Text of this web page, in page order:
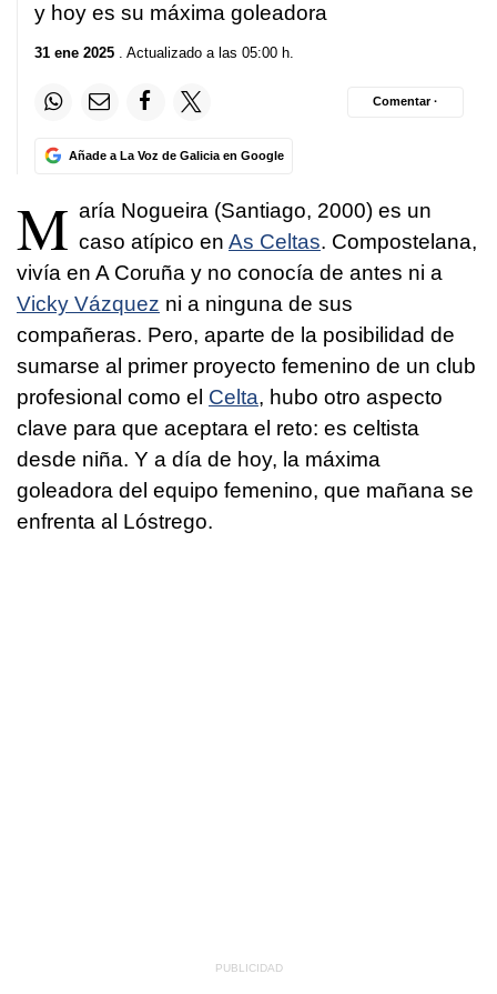
y hoy es su máxima goleadora
31 ene 2025 . Actualizado a las 05:00 h.
Añade a La Voz de Galicia en Google
Comentar ·
M aría Nogueira (Santiago, 2000) es un
caso atípico en As Celtas. Compostelana,
vivía en A Coruña y no conocía de antes ni a
Vicky Vázquez ni a ninguna de sus
compañeras. Pero, aparte de la posibilidad de
sumarse al primer proyecto femenino de un club
profesional como el Celta, hubo otro aspecto
clave para que aceptara el reto: es celtista
desde niña. Y a día de hoy, la máxima
goleadora del equipo femenino, que mañana se
enfrenta al Lóstrego.